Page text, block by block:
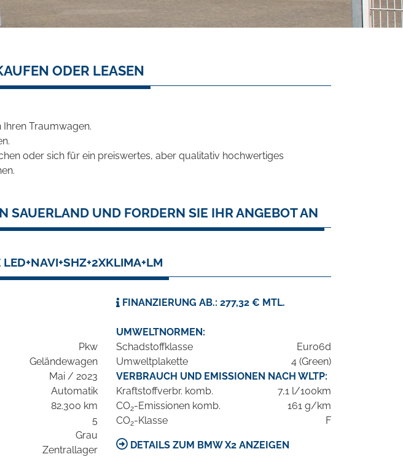
ODER LEASEN
Ihren Traumwagen.
oder sich für ein preiswertes, aber qualitativ hochwertiges
UND FORDERN SIE IHR ANGEBOT AN
FINANZIERUNG AB.: 277,32 € MTL.
Pkw
Geländewagen
Mai / 2023
Automatik
82.300 km
5
Grau
Zentrallager
UMWELTNORMEN:
Schadstoffklasse
Euro6d
Umweltplakette
4 (Green)
VERBRAUCH UND EMISSIONEN NACH WLTP:
Kraftstoffverbr. komb.
7,1 l/100km
CO2-Emissionen komb.
161 g/km
CO2-Klasse F
DETAILS ZUM BMW X2 ANZEIGEN